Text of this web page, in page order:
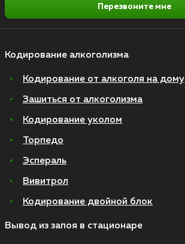
Кодирование алкоголизма
Кодирование от алкоголя на дому
Зашиться от алкоголизма
Кодирование уколом
Торпедо
Эспераль
Вивитрол
Кодирование двойной блок
Вывод из запоя в стационаре
Перезвоните мне